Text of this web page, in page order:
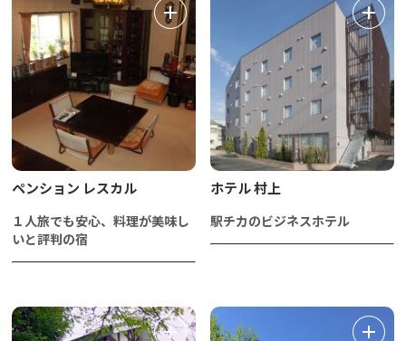
ペンション レスカル
１人旅でも安心、料理が美味し
いと評判の宿
ホテル 村上
駅チカのビジネスホテル